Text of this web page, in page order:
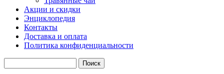
Акции и скидки
Энциклопедия
Контакты
Доставка и оплата
Политика конфиденциальности